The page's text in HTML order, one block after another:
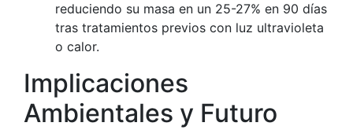
reduciendo su masa en un 25-27% en 90 días
tras tratamientos previos con luz ultravioleta
o calor.
Implicaciones
Ambientales y Futuro